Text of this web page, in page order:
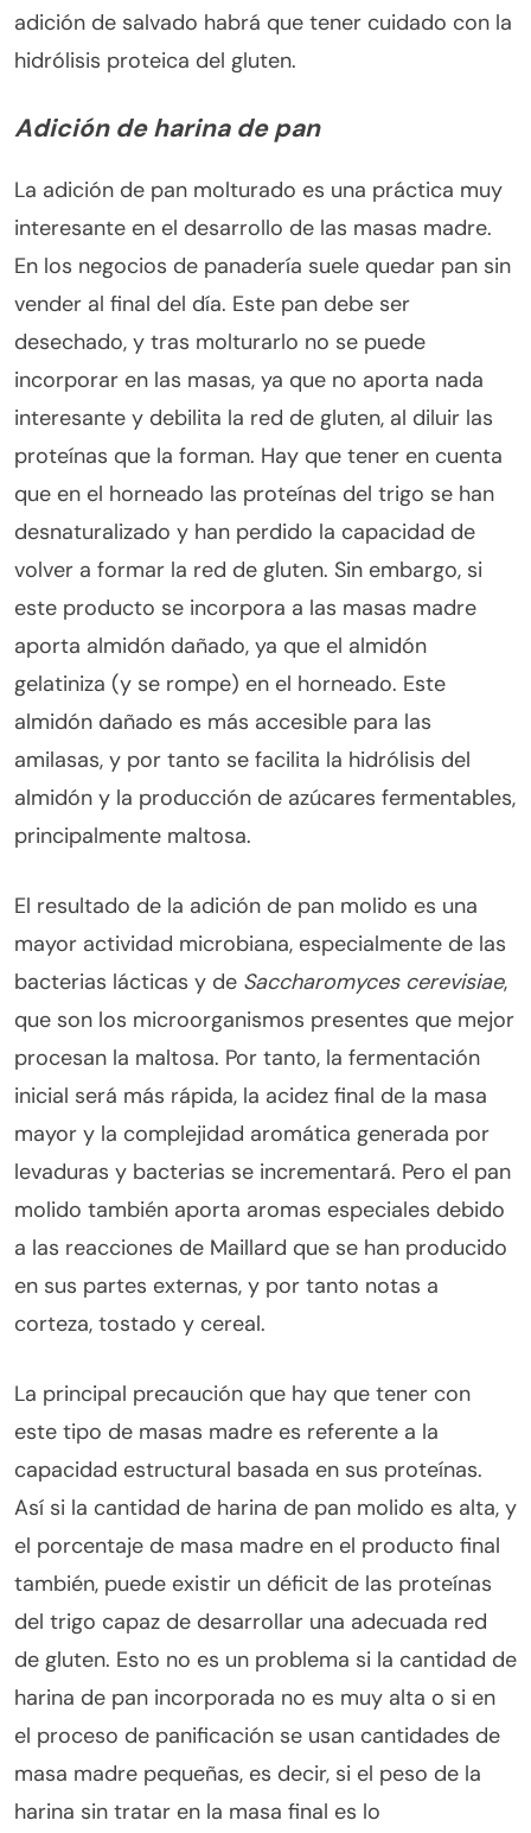
adición de salvado habrá que tener cuidado con la
hidrólisis proteica del gluten.
Adición de harina de pan
La adición de pan molturado es una práctica muy
interesante en el desarrollo de las masas madre.
En los negocios de panadería suele quedar pan sin
vender al final del día. Este pan debe ser
desechado, y tras molturarlo no se puede
incorporar en las masas, ya que no aporta nada
interesante y debilita la red de gluten, al diluir las
proteínas que la forman. Hay que tener en cuenta
que en el horneado las proteínas del trigo se han
desnaturalizado y han perdido la capacidad de
volver a formar la red de gluten. Sin embargo, si
este producto se incorpora a las masas madre
aporta almidón dañado, ya que el almidón
gelatiniza (y se rompe) en el horneado. Este
almidón dañado es más accesible para las
amilasas, y por tanto se facilita la hidrólisis del
almidón y la producción de azúcares fermentables,
principalmente maltosa.
El resultado de la adición de pan molido es una
mayor actividad microbiana, especialmente de las
bacterias lácticas y de Saccharomyces cerevisiae,
que son los microorganismos presentes que mejor
procesan la maltosa. Por tanto, la fermentación
inicial será más rápida, la acidez final de la masa
mayor y la complejidad aromática generada por
levaduras y bacterias se incrementará. Pero el pan
molido también aporta aromas especiales debido
a las reacciones de Maillard que se han producido
en sus partes externas, y por tanto notas a
corteza, tostado y cereal.
La principal precaución que hay que tener con
este tipo de masas madre es referente a la
capacidad estructural basada en sus proteínas.
Así si la cantidad de harina de pan molido es alta, y
el porcentaje de masa madre en el producto final
también, puede existir un déficit de las proteínas
del trigo capaz de desarrollar una adecuada red
de gluten. Esto no es un problema si la cantidad de
harina de pan incorporada no es muy alta o si en
el proceso de panificación se usan cantidades de
masa madre pequeñas, es decir, si el peso de la
harina sin tratar en la masa final es lo